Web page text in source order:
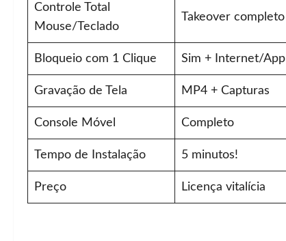
Controle Total
Mouse/Teclado
Takeover completo
Bloqueio com 1 Clique Sim + Internet/App
Gravação de Tela MP4 + Capturas
Console Móvel Completo
Tempo de Instalação 5 minutos!
Preço Licença vitalícia